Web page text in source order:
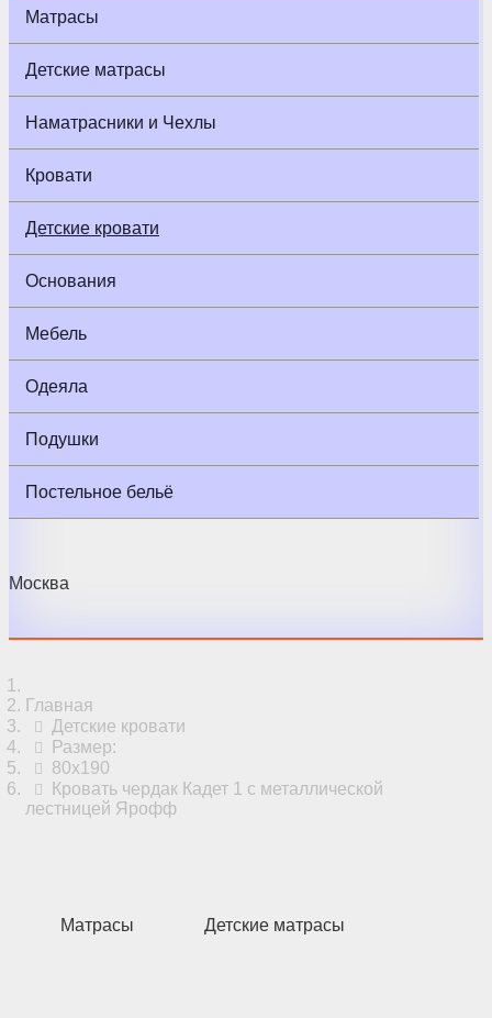
Матрасы
Детские матрасы
Наматрасники и Чехлы
Кровати
Детские кровати
Основания
Мебель
Одеяла
Подушки
Постельное бельё
Москва
Главная
Детские кровати
Размер:
80x190
Кровать чердак Кадет 1 с металлической
лестницей Ярофф
Матрасы Детские матрасы